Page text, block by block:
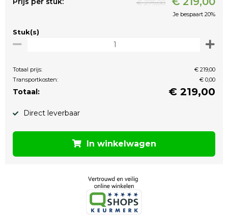
€ 275,00
Je bespaart 20%
Stuk(s)
Totaal prijs:
€ 219,00
Transportkosten:
€ 0,00
Totaal: € 219,00
Direct leverbaar
In winkelwagen